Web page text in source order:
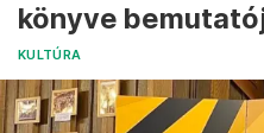
könyve
KULTÚRA